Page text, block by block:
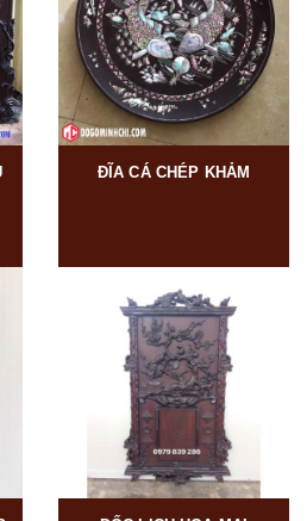
ĐĨA CÁ CHÉP KHẢM